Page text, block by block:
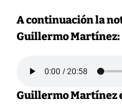
A continuación la
Guillermo Martínez:
Guillermo Martínez